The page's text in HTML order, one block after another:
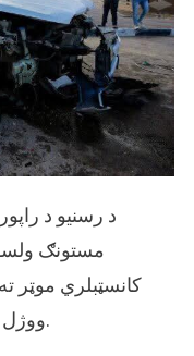
د رسنیو د
مستونګ
کانسټبلري موټر
ووژل شول او لږ تر لږه ۱۶ نور ټپیان شول.